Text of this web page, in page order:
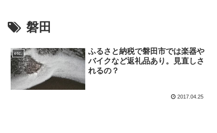
磐田
etc.
ふるさと納税で磐田市では楽器や
バイクなど返礼品あり。見直しさ
れるの？
2017.04.25